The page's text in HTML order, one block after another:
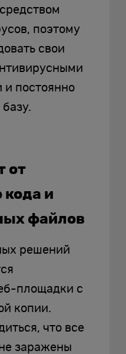
поэтому
свои
постоянно
от
кода и
файлов
решений
площадки с
копии.
что все
заражены